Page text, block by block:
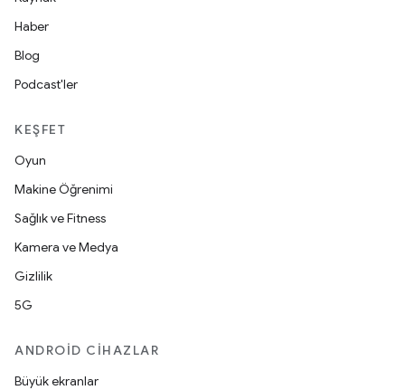
Haber
Blog
Podcast'ler
KEŞFET
Oyun
Makine Öğrenimi
Sağlık ve Fitness
Kamera ve Medya
Gizlilik
5G
ANDROID CIHAZLAR
Büyük ekranlar